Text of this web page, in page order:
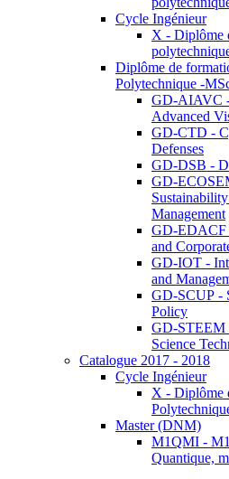
Cycle Ingénieur
X - Diplôme
Diplôme de
Polytechnique -
GD-AIAVC
Advanced
GD-CTD -
Defenses
GD-DSB -
GD-
Management
GD-EDACF
and
GD-IOT -
and
GD-SCUP -
Policy
GD-STEEM
Science
Catalogue 2017 - 2018
Cycle Ingénieur
X - Diplôme
Master (DNM)
M1QMI -
Quantique,